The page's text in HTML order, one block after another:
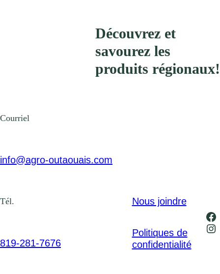
Découvrez et
savourez les
produits régionaux!
Courriel
info@agro-outaouais.com
Tél.
819-281-7676
Nous joindre
Politiques de
confidentialité